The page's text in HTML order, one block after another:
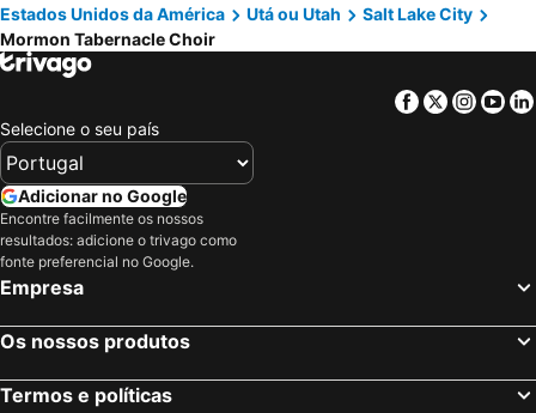
Utah Olympic Park
Alta Ski Area
Antelope Island State Park
Park City Mountain Resort
Ogden-Hinckley Airport
Snowbasin
Cherry Peak Resort
Salina-Gunnison Airport
Fossil Butte
The Brigham Young University Museum of Art
Carbon County Airport
Estados Unidos da América
Utá ou Utah
Salt Lake City
Mormon Tabernacle Choir
Facebook
Twitter
Selecione o seu país
Adicionar no Google
Encontre facilmente os nossos
resultados: adicione o trivago como
fonte preferencial no Google.
Empresa
Os nossos produtos
Termos e políticas